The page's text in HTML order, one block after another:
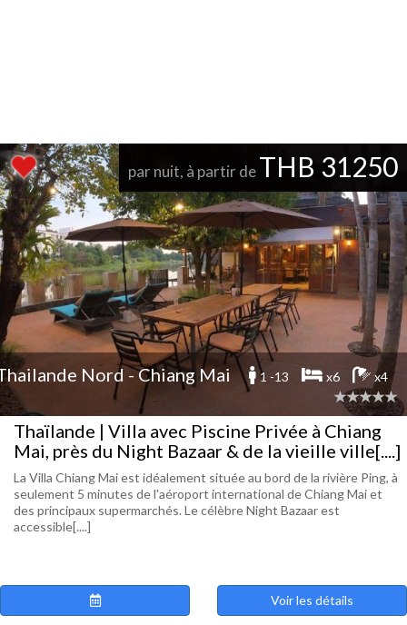
par nuit, à partir deTHB 31250
Nord - Chiang Mai 1 -13 x6 x4
Thaïlande | Villa avec Piscine Privée à Chiang
Mai, près du Night Bazaar & de la vieille ville[....]
La Villa Chiang Mai est idéalement située au bord de la rivière Ping, à
seulement 5 minutes de l'aéroport international de Chiang Mai et
des principaux supermarchés. Le célèbre Night Bazaar est
accessible[....]
Voir les détails